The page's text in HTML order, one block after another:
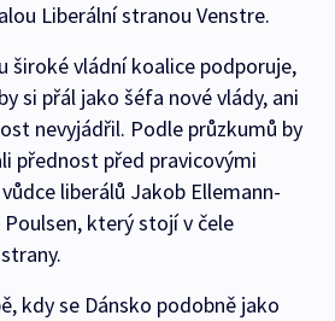
Liberální stranou Venstre.
široké vládní koalice podporuje,
si přál jako šéfa nové vlády, ani
nevyjádřil. Podle průzkumů by
přednost před pravicovými
liberálů Jakob Ellemann-
Poulsen, který stojí v čele
kdy se Dánsko podobně jako